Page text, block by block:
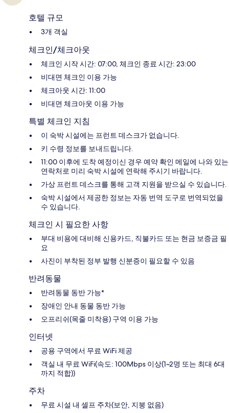
호텔 규모
3개 객실
체크인/체크아웃
체크인 시작 시간: 07:00, 체크인 종료 시간: 23:00
비대면 체크인 이용 가능
체크아웃 시간: 11:00
비대면 체크아웃 이용 가능
특별 체크인 지침
이 숙박 시설에는 프런트 데스크가 없습니다.
키 수령 정보를 보내드립니다.
11:00 이후에 도착 예정이신 경우 예약 확인 메일에 나와 있는
연락처로 미리 숙박 시설에 연락해 주시기 바랍니다.
가상 프런트 데스크를 통해 고객 지원을 받으실 수 있습니다.
숙박 시설에서 제공한 정보는 자동 번역 도구로 번역되었을
수 있습니다.
체크인 시 필요한 사항
부대 비용에 대비해 신용카드, 직불카드 또는 현금 보증금 필
요
사진이 부착된 정부 발행 신분증이 필요할 수 있음
반려동물
반려동물 동반 가능*
장애인 안내 동물 동반 가능
오프리쉬(목줄 미착용) 구역 이용 가능
인터넷
공용 구역에서 무료 WiFi 제공
객실 내 무료 WiFi(속도: 100Mbps 이상(1~2명 또는 최대 6대
까지 적합))
주차
무료 시설 내 셀프 주차(보안, 지붕 없음)